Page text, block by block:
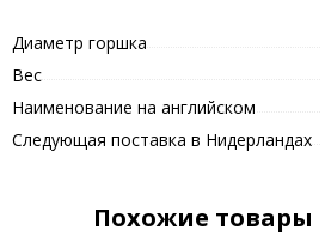
Диаметр горшка
Вес
Наименование на английском
Следующая поставка в Нидерландах
Похожие товары